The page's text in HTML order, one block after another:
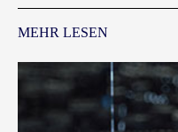
MEHR LESEN